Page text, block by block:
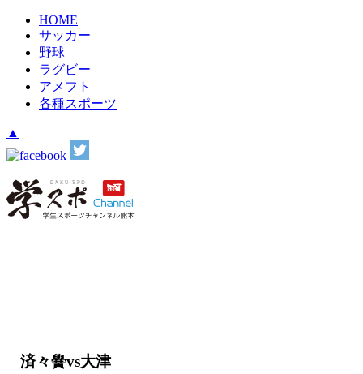
HOME
サッカー
野球
ラグビー
アメフト
各種スポーツ
▲
済々黌vs大津